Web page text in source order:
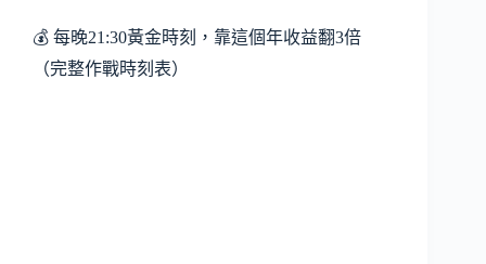
💰 每晚21:30黃金時刻，靠這個年收益翻3倍
（完整作戰時刻表）